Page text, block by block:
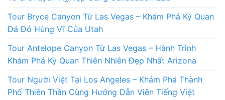
Tour Bryce Canyon Từ Las Vegas – Khám Phá Kỳ Quan
Đá Đỏ Hùng Vĩ Của Utah
Tour Antelope Canyon Từ Las Vegas – Hành Trình
Khám Phá Kỳ Quan Thiên Nhiên Đẹp Nhất Arizona
Tour Người Việt Tại Los Angeles – Khám Phá Thành
Phố Thiên Thần Cùng Hướng Dẫn Viên Tiếng Việt